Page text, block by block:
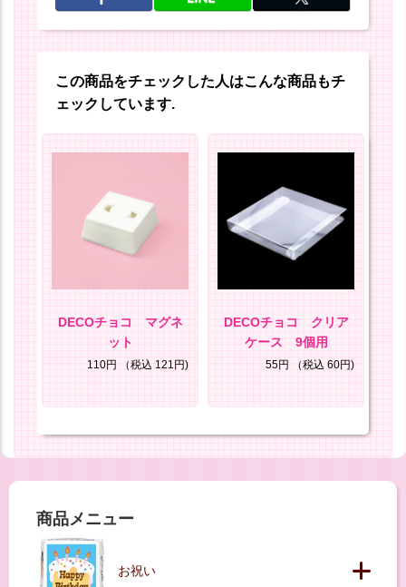
この商品をチェックした人はこんな商品もチ
ェックしています.
DECOチョコ マグネ
ット
110円 （税込 121円)
DECOチョコ クリア
ケース 9個用
55円 （税込 60円)
商品メニュー
お祝い